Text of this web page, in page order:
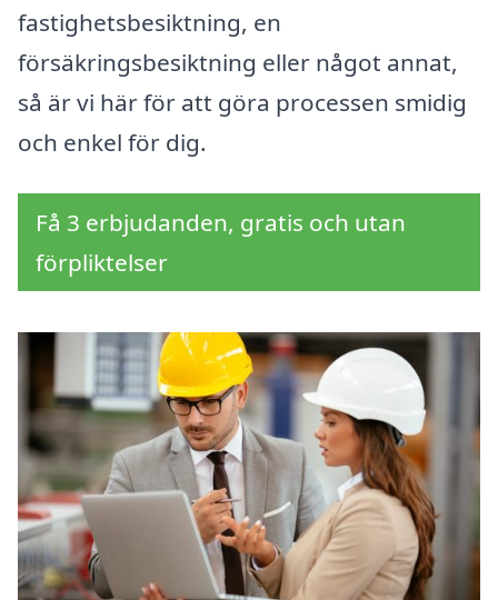
fastighetsbesiktning, en
försäkringsbesiktning eller något annat,
så är vi här för att göra processen smidig
och enkel för dig.
Få 3 erbjudanden, gratis och utan
förpliktelser